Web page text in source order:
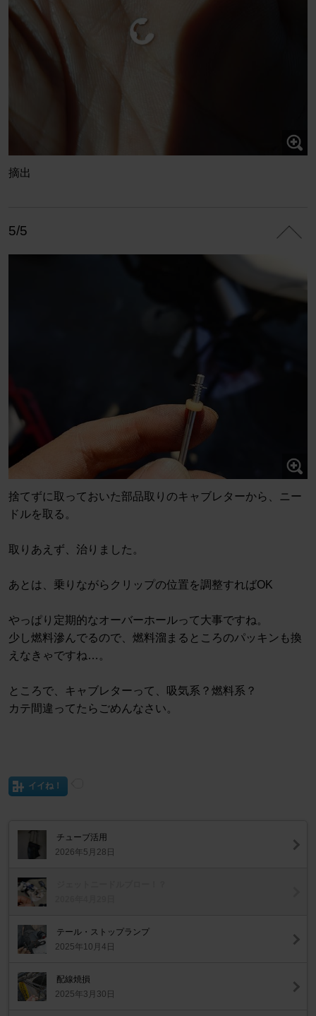
摘出
5/5
捨てずに取っておいた部品取りのキャブレターから、ニー
ドルを取る。
取りあえず、治りました。
あとは、乗りながらクリップの位置を調整すればOK
やっぱり定期的なオーバーホールって大事ですね。
少し燃料滲んでるので、燃料溜まるところのパッキンも換
えなきゃですね…。
ところで、キャブレターって、吸気系？燃料系？
カテ間違ってたらごめんなさい。
イイね！
チューブ活用
2026年5月28日
テール・ストップランプ
2025年10月4日
配線焼損
2025年3月30日